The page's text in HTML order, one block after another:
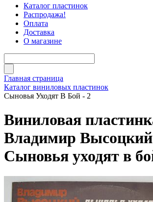
Каталог пластинок
Распродажа!
Оплата
Доставка
О магазине
Главная страница
Каталог виниловых пластинок
Сыновья Уходят В Бой - 2
Виниловая
Владимир
Сыновья уходят в